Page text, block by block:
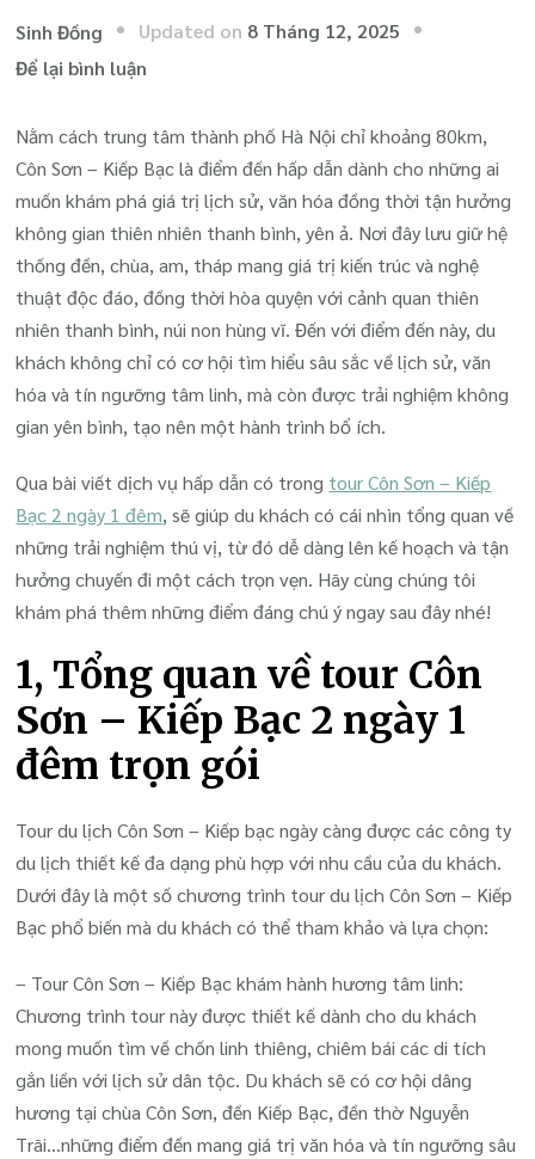
Sinh Đồng Updated on 8 Tháng 12, 2025
Để lại bình luận
Vụ
Hấp
Dẫn
Có
Trong
Tour
Du
Lịch
Côn
Sơn
Kiếp
Bạc
2
Ngày
1
Nằm cách trung tâm thành phố Hà Nội chỉ khoảng 80km,
Côn Sơn – Kiếp Bạc là điểm đến hấp dẫn dành cho những ai
muốn khám phá giá trị lịch sử, văn hóa đồng thời tận hưởng
không gian thiên nhiên thanh bình, yên ả. Nơi đây lưu giữ hệ
thống đền, chùa, am, tháp mang giá trị kiến trúc và nghệ
thuật độc đáo, đồng thời hòa quyện với cảnh quan thiên
nhiên thanh bình, núi non hùng vĩ. Đến với điểm đến này, du
khách không chỉ có cơ hội tìm hiểu sâu sắc về lịch sử, văn
hóa và tín ngưỡng tâm linh, mà còn được trải nghiệm không
gian yên bình, tạo nên một hành trình bổ ích.
Qua bài viết dịch vụ hấp dẫn có trong tour Côn Sơn – Kiếp
Bạc 2 ngày 1 đêm, sẽ giúp du khách có cái nhìn tổng quan về
những trải nghiệm thú vị, từ đó dễ dàng lên kế hoạch và tận
hưởng chuyến đi một cách trọn vẹn. Hãy cùng chúng tôi
khám phá thêm những điểm đáng chú ý ngay sau đây nhé!
1, Tổng quan về tour Côn
Sơn – Kiếp Bạc 2 ngày 1
đêm trọn gói
Tour du lịch Côn Sơn – Kiếp bạc ngày càng được các công ty
du lịch thiết kế đa dạng phù hợp với nhu cầu của du khách.
Dưới đây là một số chương trình tour du lịch Côn Sơn – Kiếp
Bạc phổ biến mà du khách có thể tham khảo và lựa chọn:
– Tour Côn Sơn – Kiếp Bạc khám hành hương tâm linh:
Chương trình tour này được thiết kế dành cho du khách
mong muốn tìm về chốn linh thiêng, chiêm bái các di tích
gắn liền với lịch sử dân tộc. Du khách sẽ có cơ hội dâng
hương tại chùa Côn Sơn, đền Kiếp Bạc, đền thờ Nguyễn
Trãi…những điểm đến mang giá trị văn hóa và tín ngưỡng sâu